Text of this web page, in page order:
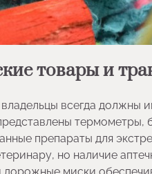
товары и
всегда должны
термометры,
препараты для
но наличие